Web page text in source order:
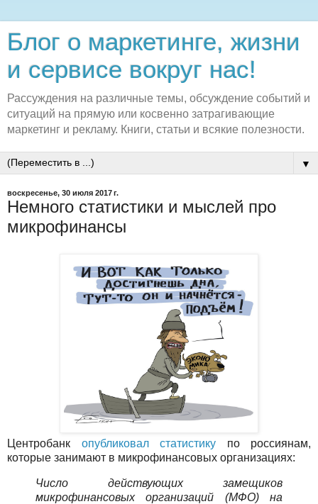
Блог о маркетинге, жизни
и сервисе вокруг нас!
Рассуждения на различные темы, обсуждение событий и
ситуаций на прямую или косвенно затрагивающие
маркетинг и рекламу. Книги, статьи и всякие полезности.
▼
воскресенье, 30 июля 2017 г.
Немного статистики и мыслей про
микрофинансы
Центробанк опубликовал статистику по россиянам,
которые занимают в микрофинансовых организациях:
Число действующих замещиков
микрофинансовых организаций (МФО) на